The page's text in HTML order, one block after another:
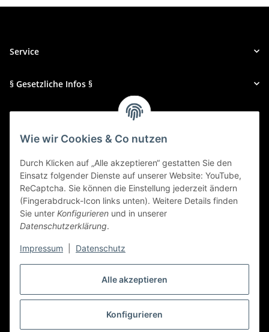
Alle akzeptieren
Konfigurieren
Wie wir Cookies & Co nutzen
Durch Klicken auf „Alle akzeptieren“ gestatten Sie den
Einsatz folgender Dienste auf unserer Website: YouTube,
ReCaptcha. Sie können die Einstellung jederzeit ändern
(Fingerabdruck-Icon links unten). Weitere Details finden
Sie unter Konfigurieren und in unserer
Datenschutzerklärung.
Impressum Datenschutz
Service
§ Gesetzliche Infos §
Zahlungsmethoden
* Alle Preise inkl. gesetzlicher USt., zzgl.Versand